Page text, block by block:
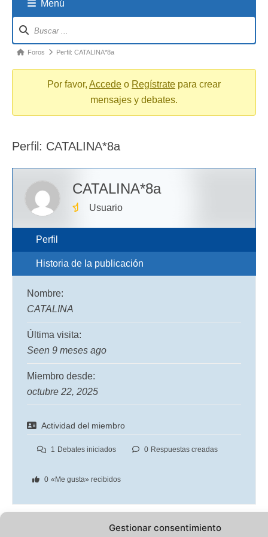
Gestionar consentimiento
Menú
You
Foros Perfil: CATALINA*8a
Por favor, Accede o Regístrate para crear
mensajes y debates.
Perfil: CATALINA*8a
CATALINA*8a
Usuario
Perfil
Historia de la publicación
Nombre:
CATALINA
Última visita:
Seen 9 meses ago
Miembro desde:
octubre 22, 2025
Actividad del miembro
1 Debates iniciados 0 Respuestas creadas
0 «Me gusta» recibidos